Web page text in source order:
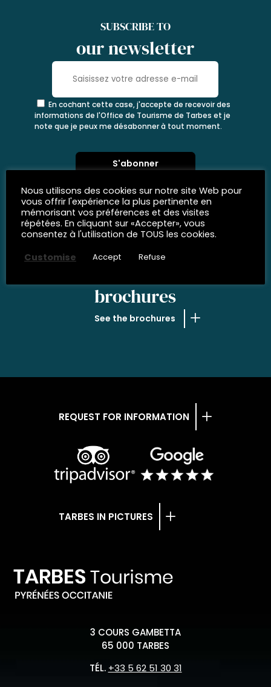
SUBSCRIBE TO
our newsletter
En cochant cette case, j'accepte de recevoir des
informations de l'Office de Tourisme de Tarbes et je
note que je peux me désabonner à tout moment.
brochures
See the brochures
REQUEST FOR INFORMATION
TARBES IN PICTURES
3 COURS GAMBETTA
65 000 TARBES
TÉL. +33 5 62 51 30 31
Nous utilisons des cookies sur notre site Web pour
vous offrir l'expérience la plus pertinente en
mémorisant vos préférences et des visites
répétées. En cliquant sur «Accepter», vous
consentez à l'utilisation de TOUS les cookies.
Customise
Accept Refuse